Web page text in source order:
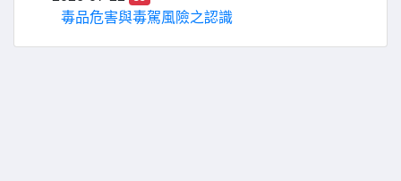
毒品危害與毒駕風險之認識